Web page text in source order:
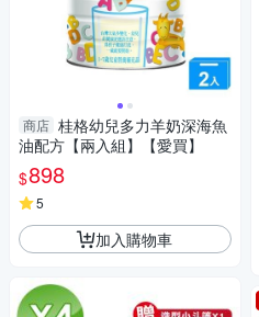
商店 桂格幼兒多力羊奶深海魚
油配方【兩入組】【愛買】
$898
5
加入購物車